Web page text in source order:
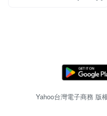
Yahoo台灣電子商務 版